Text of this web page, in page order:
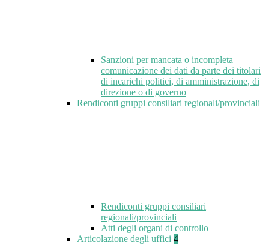
Sanzioni per mancata o incompleta
comunicazione dei dati da parte dei titolari
di incarichi politici, di amministrazione, di
direzione o di governo
Rendiconti gruppi consiliari regionali/provinciali
Rendiconti gruppi consiliari
regionali/provinciali
Atti degli organi di controllo
Articolazione degli uffici 4